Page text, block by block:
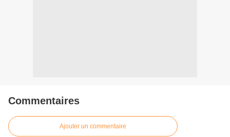
Commentaires
Ajouter un commentaire